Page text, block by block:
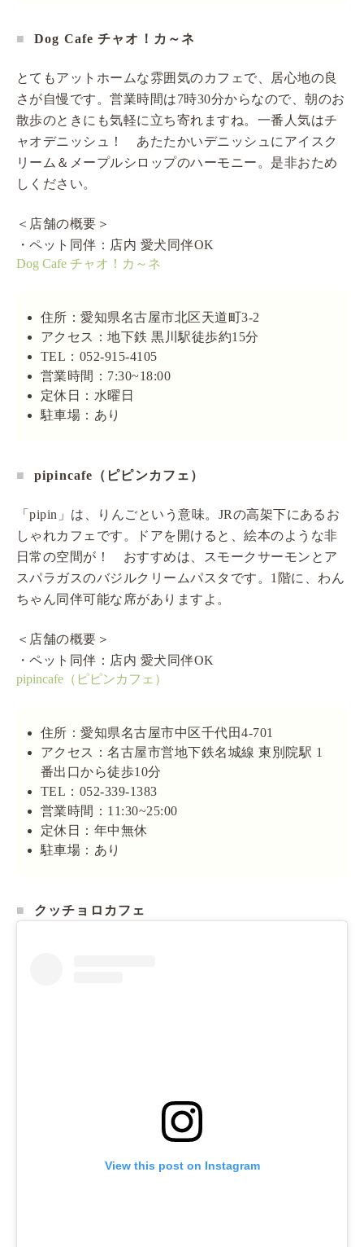
Dog Cafe チャオ！カ～ネ
とてもアットホームな雰囲気のカフェで、居心地の良
さが自慢です。営業時間は7時30分からなので、朝のお
散歩のときにも気軽に立ち寄れますね。一番人気はチ
ャオデニッシュ！ あたたかいデニッシュにアイスク
リーム＆メープルシロップのハーモニー。是非おため
しください。
＜店舗の概要＞
・ペット同伴：店内 愛犬同伴OK
Dog Cafe チャオ！カ～ネ
住所：愛知県名古屋市北区天道町3-2
アクセス：地下鉄 黒川駅徒歩約15分
TEL：052-915-4105
営業時間：7:30~18:00
定休日：水曜日
駐車場：あり
pipincafe（ピピンカフェ）
「pipin」は、りんごという意味。JRの高架下にあるお
しゃれカフェです。ドアを開けると、絵本のような非
日常の空間が！ おすすめは、スモークサーモンとア
スパラガスのバジルクリームパスタです。1階に、わん
ちゃん同伴可能な席がありますよ。
＜店舗の概要＞
・ペット同伴：店内 愛犬同伴OK
pipincafe（ピピンカフェ）
住所：愛知県名古屋市中区千代田4-701
アクセス：名古屋市営地下鉄名城線 東別院駅 1
番出口から徒歩10分
TEL：052-339-1383
営業時間：11:30~25:00
定休日：年中無休
駐車場：あり
クッチョロカフェ
View this post on Instagram